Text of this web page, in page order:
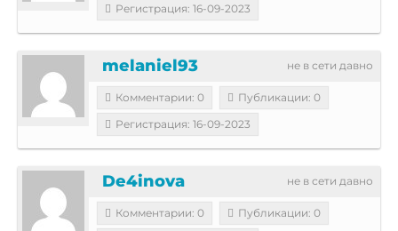
Регистрация: 16-09-2023
не в сети давно
melaniel93
Комментарии: 0
Публикации: 0
Регистрация: 16-09-2023
не в сети давно
De4inova
Комментарии: 0
Публикации: 0